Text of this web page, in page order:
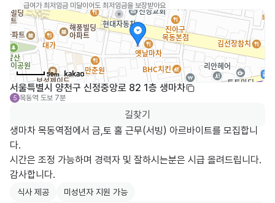
급여가 최저임금 미달이어도 최저임금을 보장받아요
50m
서울특별시 양천구 신정중앙로 82 1층 생마차
5 목동역 도보 7분
길찾기
생마차 목동역점에서 금,토 홀 근무(서빙) 아르바이트를 모집합니
다.
시간은 조정 가능하며 경력자 및 잘하시는분은 시급 올려드립니다.
감사합니다.
식사 제공 미성년자 지원 가능